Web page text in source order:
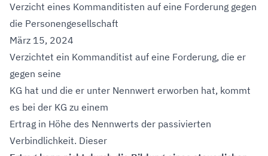
Verzicht eines Kommanditisten auf eine Forderung gegen
die Personengesellschaft
März 15, 2024
Verzichtet ein Kommanditist auf eine Forderung, die er
gegen seine
KG hat und die er unter Nennwert erworben hat, kommt
es bei der KG zu einem
Ertrag in Höhe des Nennwerts der passivierten
Verbindlichkeit. Dieser